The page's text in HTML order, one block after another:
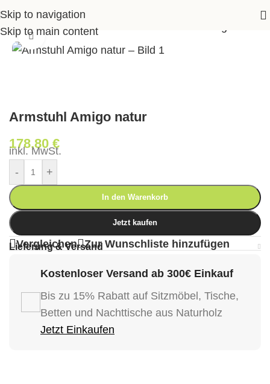
Skip to navigation
Skip to main content
>Garten>Gartenstühle
Klick zum Vergrößern
Armstuhl Amigo natur
178,80€
inkl. MwSt.
-
+
In den Warenkorb
Jetzt kaufen
Vergleichen Zur Wunschliste hinzufügen
Lieferung & Versand
Kostenloser Versand ab 300€ Einkauf
Bis zu 15% Rabatt auf Sitzmöbel, Tische,
Betten und Nachttische aus Naturholz
Jetzt Einkaufen